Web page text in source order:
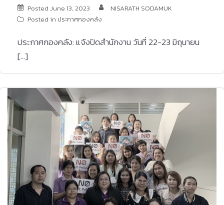
Posted June 13, 2023
NISARATH SODAMUK
Posted in ประกาศกองคลัง
ประกาศกองคลัง: แจ้งปิดสำนักงาน วันที่ 22-23 มิถุนายน
[…]